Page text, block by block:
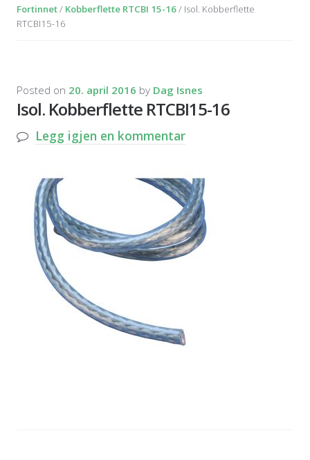
Fortinnet/ Kobberflette RTCBI 15-16/ Isol. Kobberflette
RTCBI15-16
Posted on 20. april 2016 by Dag Isnes
Isol. Kobberflette RTCBI15-16
Legg igjen en kommentar